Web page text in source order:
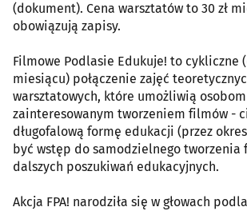
(dokument). Cena warsztatów to 30 zł
obowiązują zapisy.
Filmowe Podlasie Edukuje! to cykliczne
miesiącu) połączenie zajęć
warsztatowych, które umożliwią osobom
zainteresowanym tworzeniem filmów -
długofalową formę edukacji (przez
być wstęp do samodzielnego tworzenia
dalszych poszukiwań edukacyjnych.
Akcja FPA! narodziła się w głowach